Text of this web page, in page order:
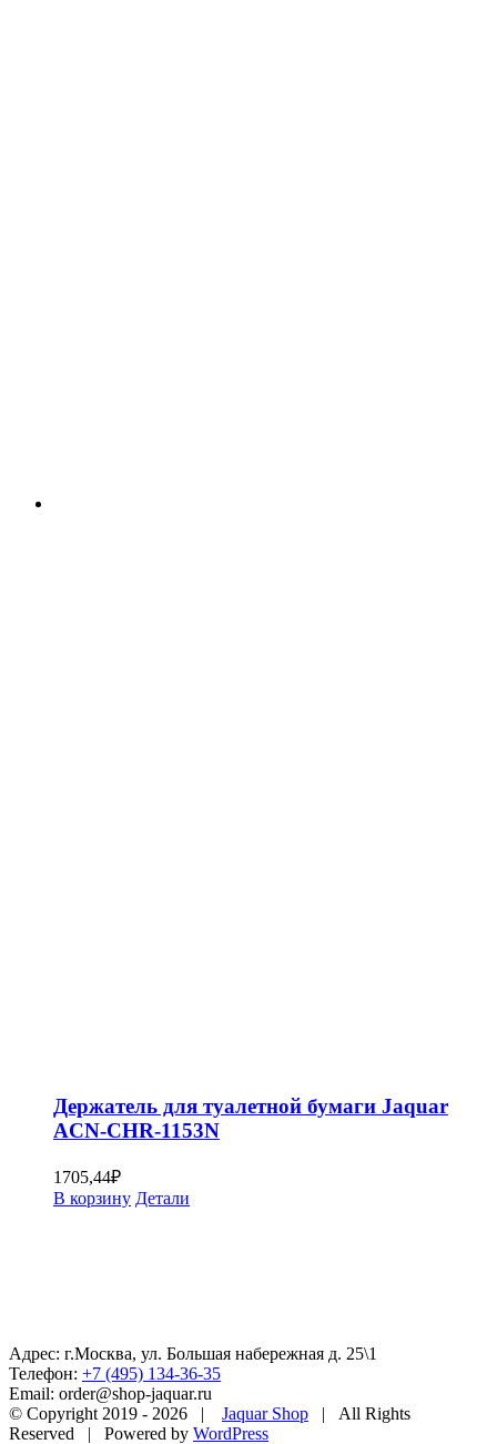
Держатель для туалетной бумаги Jaquar
ACN-CHR-1153N
1705,44₽
В корзину Детали
Адрес: г.Москва, ул. Большая набережная д. 25\1
Телефон: +7 (495) 134-36-35
Email: order@shop-jaquar.ru
© Copyright 2019 - 2026 | Jaquar Shop | All Rights
Reserved | Powered by WordPress